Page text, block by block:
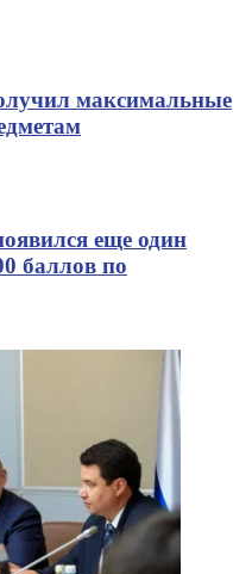
максимальные
еще один
баллов по